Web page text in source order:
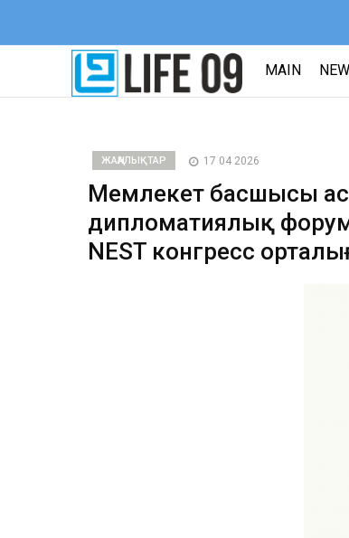
MAIN
ЖАҢАЛЫҚТАР 17 04 2026
Мемлекет басшысы
дипломатиялық
NEST конгресс